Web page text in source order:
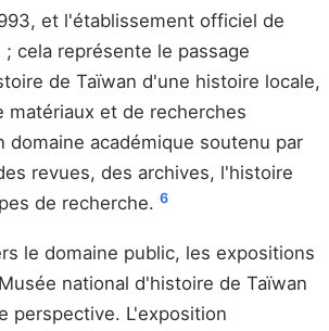
et l'établissement officiel de
cela représente le passage
de Taïwan d'une histoire locale,
matériaux et de recherches
domaine académique soutenu par
revues, des archives, l'histoire
de recherche. 6
le domaine public, les expositions
national d'histoire de Taïwan
perspective. L'exposition